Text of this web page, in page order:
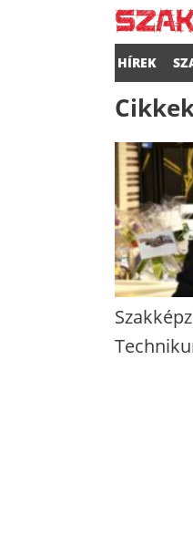
HÍREK